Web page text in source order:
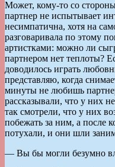
Может, кому-то со стороны
партнер не испытывает
несимпатична, хотя на
разговаривала по этому
артистками: можно ли
партнером нет теплоты?
доводилось играть
представляю, когда
минуты не любишь
рассказывали, что у них
так смотрели, что у них
побежать за ним, а после
потухали, и они шли
— Вы бы могли безумно